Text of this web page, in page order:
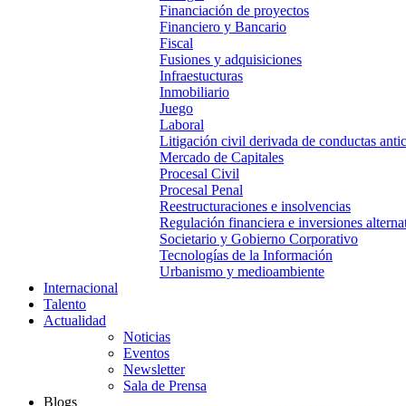
Financiación de proyectos
Financiero y Bancario
Fiscal
Fusiones y adquisiciones
Infraestucturas
Inmobiliario
Juego
Laboral
Litigación civil derivada de conductas
Mercado de Capitales
Procesal Civil
Procesal Penal
Reestructuraciones e insolvencias
Regulación financiera e inversiones
Societario y Gobierno Corporativo
Tecnologías de la Información
Urbanismo y medioambiente
Internacional
Talento
Actualidad
Noticias
Eventos
Newsletter
Sala de Prensa
Blogs